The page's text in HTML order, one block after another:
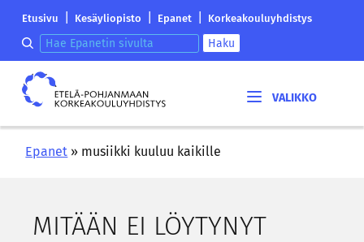
Etelä-
korkeakouluyhdistyksen
saapumissivu
Etusivu Kesäyliopisto Epanet Korkeakouluyhdistys
Hae epanetin sivulta Haku
Etelä-
Pohjanmaan
Epanet » musiikki kuuluu kaikille
MI­TÄÄN EI LÖY­TY­NYT